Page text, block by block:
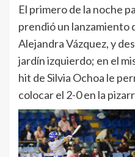
El primero de la noche
prendió un lanzamiento
Alejandra Vázquez, y
jardín izquierdo; en el
hit de Silvia Ochoa le
colocar el 2-0 en la